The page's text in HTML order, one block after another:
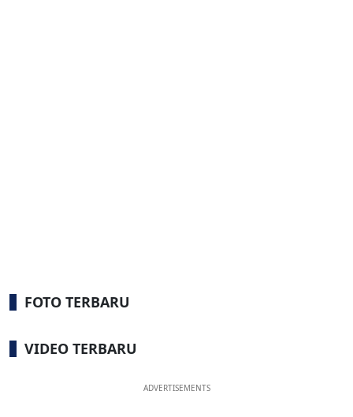
FOTO TERBARU
VIDEO TERBARU
ADVERTISEMENTS